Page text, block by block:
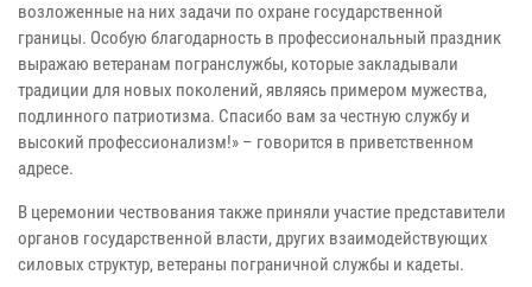
возложенные на них задачи по охране государственной
границы. Особую благодарность в профессиональный праздник
выражаю ветеранам погранслужбы, которые закладывали
традиции для новых поколений, являясь примером мужества,
подлинного патриотизма. Спасибо вам за честную службу и
высокий профессионализм!» – говорится в приветственном
адресе.
В церемонии чествования также приняли участие представители
органов государственной власти, других взаимодействующих
силовых структур, ветераны пограничной службы и кадеты.